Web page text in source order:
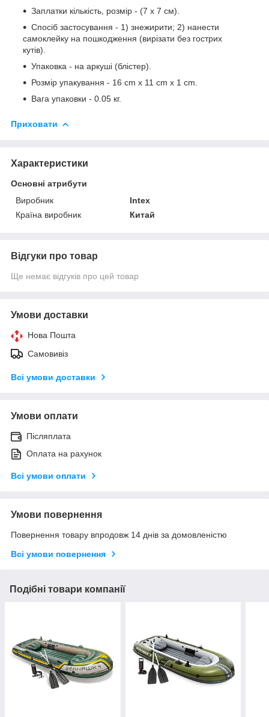
Заплатки кількість, розмір - (7 х 7 см).
Спосіб застосування - 1) знежирити; 2) нанести
самоклейку на пошкодження (вирізати без гострих
кутів).
Упаковка - на аркуші (блістер).
Розмір упакування - 16 cm x 11 cm x 1 cm.
Вага упаковки - 0.05 кг.
Приховати
Характеристики
Основні атрибути
Виробник
Intex
Країна виробник
Китай
Відгуки про товар
Ще немає відгуків про цей товар
Умови доставки
Нова Пошта
Самовивіз
Всі умови доставки
Умови оплати
Післяплата
Оплата на рахунок
Всі умови оплати
Умови повернення
Повернення товару впродовж 14 днів за домовленістю
Всі умови повернення
Подібні товари компанії